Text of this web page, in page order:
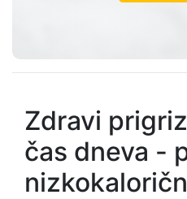
Zdravi
čas dneva -